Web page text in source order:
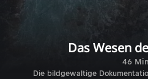
Das Wesen
46
Die bildgewaltige